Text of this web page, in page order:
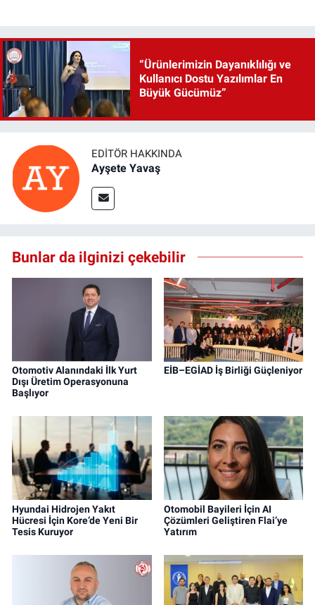
“Ürünlerimizin Dayanıklılığı ve
Kullanıcı Dostu Yazılımlar En
Büyük Gücümüz”
EDITÖR HAKKINDA
Ayşete Yavaş
Bunlar da ilginizi çekebilir
Otomotiv Alanındaki İlk Yurt
Dışı Üretim Operasyonuna
Başlıyor
EİB–EGİAD İş Birliği Güçleniyor
Hyundai Hidrojen Yakıt
Hücresi İçin Kore’de Yeni Bir
Tesis Kuruyor
Otomobil Bayileri İçin AI
Çözümleri Geliştiren Flai’ye
Yatırım